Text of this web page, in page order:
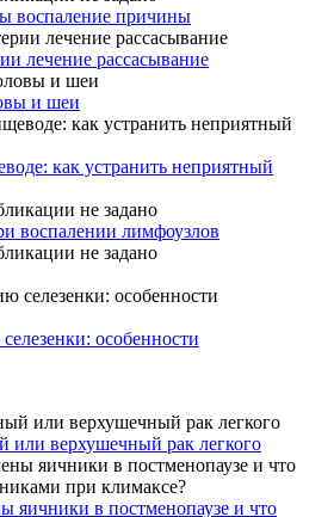
воспаление причины
лечение рассасывание
и шеи
как устранить неприятный
воспалении лимфоузлов
особенности
или верхушечный рак легкого
яичники в постменопаузе и что